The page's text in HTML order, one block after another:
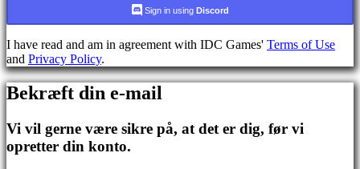
DA
EL
EN
ES
HR
IT
JA
Sign in using Discord
I have read and am in agreement with IDC Games' Terms of Use
and Privacy Policy.
Bekræft din e-mail
Vi vil gerne være sikre på, at det er dig, før vi
opretter din konto.